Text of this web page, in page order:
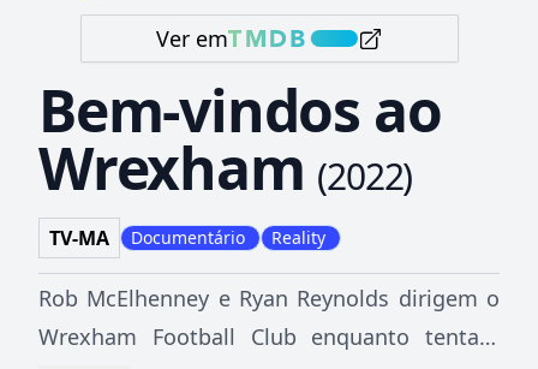
Ver em
Bem-vindos ao
Wrexham (2022)
TV-MA Documentário Reality
Rob McElhenney e Ryan Reynolds dirigem o
Wrexham Football Club enquanto tentam